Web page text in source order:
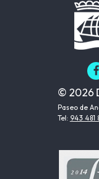
© 2026
Paseo de
Tel: 943 481